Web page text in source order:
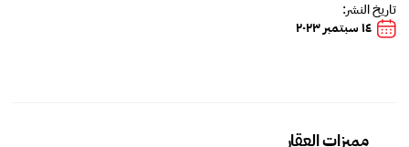
تاريخ النشر:
١٤ سبتمبر ٢٠٢٣
مميزات العقار